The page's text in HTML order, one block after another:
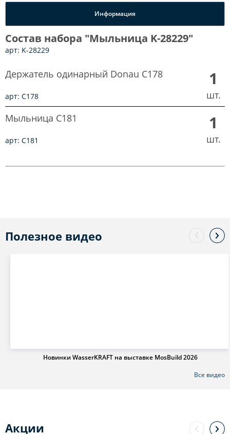
Информация
Состав набора "Мыльница K-28229"
арт: K-28229
Держатель одинарный Donau C178
арт: C178
1
шт.
Мыльница C181
арт: C181
1
шт.
Полезное видео
Новинки WasserKRAFT на выставке MosBuild 2026
Все видео
Акции